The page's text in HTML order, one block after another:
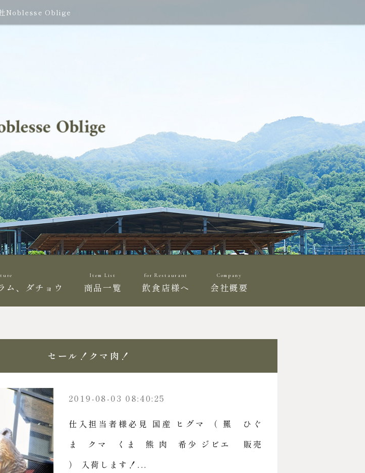
Noblesse Oblige
ム、ダチョウ
Item List
商品一覧
for Restaurant
飲食店様へ
Company
会社概要
セール！クマ肉！
2019-08-03 08:40:25
仕入担当者様必見 国産 ヒグマ （ 羆 ひぐ
ま クマ くま 熊 肉 希少 ジビエ 販売
） 入荷します！...